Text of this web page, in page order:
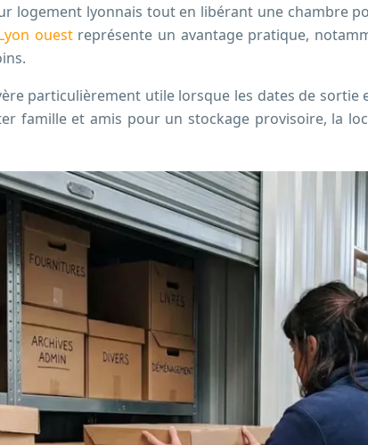
logement lyonnais tout en libérant une chambre
ouestreprésente un avantage pratique,
particulièrement utile lorsque les dates de sortie
famille et amis pour un stockage provisoire, la